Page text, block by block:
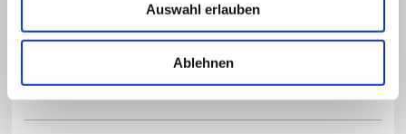
Auswahl erlauben
Ablehnen
August